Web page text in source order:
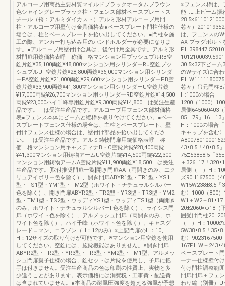
アルコーブ用商品主要材質マイルドブラックオータムブラウン
色シャイングレーブラック柱・フェンス部材ベースプレートス
チール（袴：アルミダイカスト）アルミ形材アルコーブ用門
柱・アルコーブ用壁付け金具価格表●ベースプレート門柱仕様の
場合は、柱とベースプレートを拾い出してください。●門柱を施
工の際、アンカー打ち込み用のハンドホルダーが必要になりま
す。●アルコーブ用壁付け金具は、後付け用金具です。アルミ形
材門扉用錠価格表呼 称価 格マンション用プッシュプルRB空
錠片錠¥35,100両錠¥48,800マンション用シリンダーRJ空錠プッ
シュプルUT空錠片錠¥28,800両錠¥36,000マンション用シリンダ
ーPA空錠片錠¥21,000両錠¥29,600マンション用シリンダーPB空
錠片錠¥33,900両錠¥41,300マンション用シリンダーU空錠片錠
¥17,000両錠¥26,700マンション用シリンダーRD空錠片錠¥14,500
両錠¥23,000ハイ千峰専用錠片錠¥9,300両錠¥14,800 は受注生産
品です。 は受注生産品です。アルコーブ用フェンス部材価格
表●フェンス本体にビームと縦枠を取り付けてください。●ベー
スプレートフェンス仕様の場合は、主柱とベースプレート、壁
付けフェンス仕様の場合は、壁付け部品を拾い出してくださ
い。 は受注生産品です。アルミ鋳物門扉用錠価格表呼 称
価 格マンション用キャスティナB・C空錠片錠¥28,400両錠
¥41,300マンション用鋳物アームU空錠片錠¥14,500両錠¥22,300
マンション用鋳物アームA空錠片錠¥11,900両錠¥18,500 は受注
生産品です。[取付推奨門扉一覧]開き門扉AA（両開きのみ、エク
リュアイボリー色を除く）、開き門扉ABYR1型・TR1型・YS1
型・TS1型・YM1型・TM2型（ホワイト・ナチュラルシルバーF
色を除く）、開き門扉ABYR2型・TR2型・YR3型・TR3型・YM2
型・TM1型・TS2型・ウッディYS1型・ウッディTS1型（両開き
のみ、ホワイト・ナチュラルシルバーF色を除く）、ライシス門
扉（ホワイト色を除く）、アルメッシュ門扉（両開きのみ、ホ
ワイト色を除く）、ハイ千峰（ホワイト色を除く）、キャスグ
レードロマン、コラゾン（H：12のみ）※上記門扉のH：10、
H：12サイズの取り付けが可能です。※マンション用空錠を使用
してください。空錠には、施錠機能はありません。※開き門扉
ABYR2型・TR2型・YR3型・TR3型・YM2型・TM1型、アルメッ
シュ門扉親子仕様の場合、錠セットは片錠を使用し、子扉に把
手は付きません。受注生産商品の色は印刷の性質上、実物と多
少違うことがあります。表示価格には消費税・工事費・配送費
は含まれていません。●本商品の耐風圧強度を超える強風が予想
※フェンス枠は、
能F.L.上ビーム振
芯々）
は、フェンスの
AX-プラグボルト
30.5×32下ビーム
のWサイズに合
芯々）吊元門柱
H:1000の場合「
1200（1000）
居側645060403
85「79」16「
H：1000の場合
キャップを含む
43±8.5「40±8.5
75□538±8.5「
＋326±17「
居側（ ）H：
ズ90H167500（
W15W238±8.5「
む〉1000（800
W1＋W2＋
20±2060×φ18（
囲受け門柱
（ ）H：1000
5W38±8.5「
む〉9023167500
167F.L.W＋
ベースプレート
ーナー仕様壁付
付け門柱調整範
門扉門扉＋フェ
わり編（別冊）